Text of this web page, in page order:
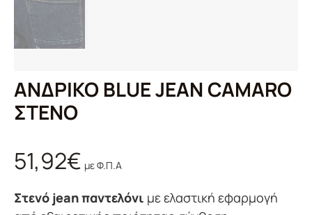
ΑΝΔΡΙΚΟ BLUE JEAN CAMARO
ΣΤΕΝΟ
51,92€ με Φ.Π.Α
Στενό jean παντελόνι με ελαστική εφαρμογή